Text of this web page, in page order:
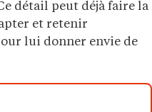
détail peut déjà faire la
et retenir
lui donner envie de